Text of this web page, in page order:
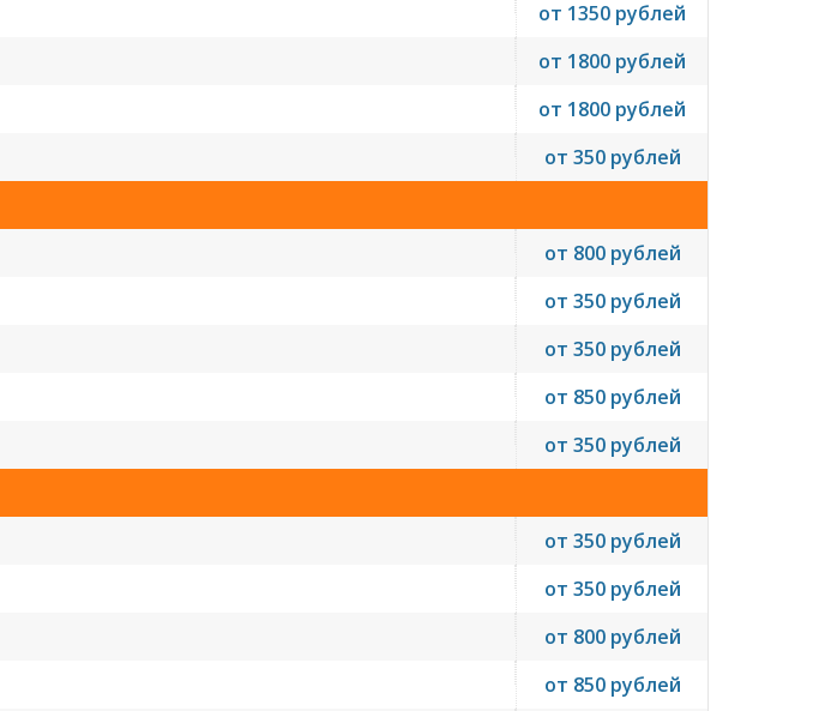
от 1350 рублей
от 1800 рублей
от 1800 рублей
от 350 рублей
от 800 рублей
от 350 рублей
от 350 рублей
от 850 рублей
от 350 рублей
от 350 рублей
от 350 рублей
от 800 рублей
от 850 рублей